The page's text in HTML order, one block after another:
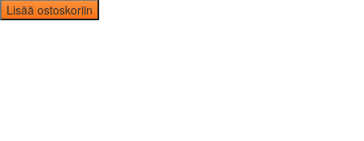
Lisää ostoskoriin